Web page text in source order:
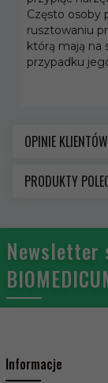
Często osoby
rusztowaniu
którą mają na
przypadku
OPINIE KLIENTÓW
PRODUKTY
Newsletter
Informacje